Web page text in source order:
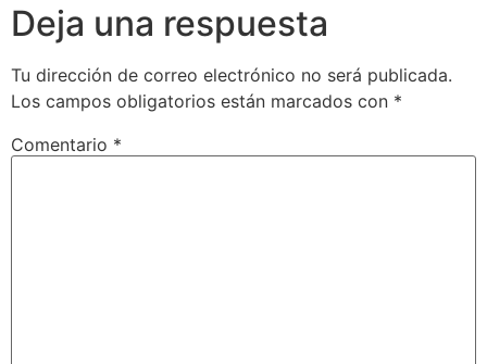
Deja una respuesta
Tu dirección de correo electrónico no será publicada.
Los campos obligatorios están marcados con *
Comentario *